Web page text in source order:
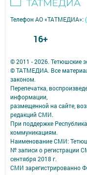
© 2011 - 2026. Тетюшские
© ТАТМЕДИА. Все
законом.
Перепечатка,
информации,
размещенной на сайте,
редакций СМИ.
При поддержке
коммуникациям.
Наименование СМИ:
№ записи о регистрации
сентября 2018 г.
СМИ зарегистрированно
Телефон АО «ТАТМЕДИА»:
16+